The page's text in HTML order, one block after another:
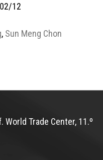
12
, Sun Meng Chon
World Trade Center, 11.º